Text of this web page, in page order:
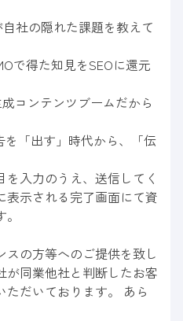
自社の隠れた課題を教えて
で得た知見をSEOに還元
コンテンツブームだから
を「出す」時代から、「伝
入力のうえ、送信してく
表示される完了画面にて資
の方等へのご提供を致し
が同業他社と判断したお客
だいております。 あら